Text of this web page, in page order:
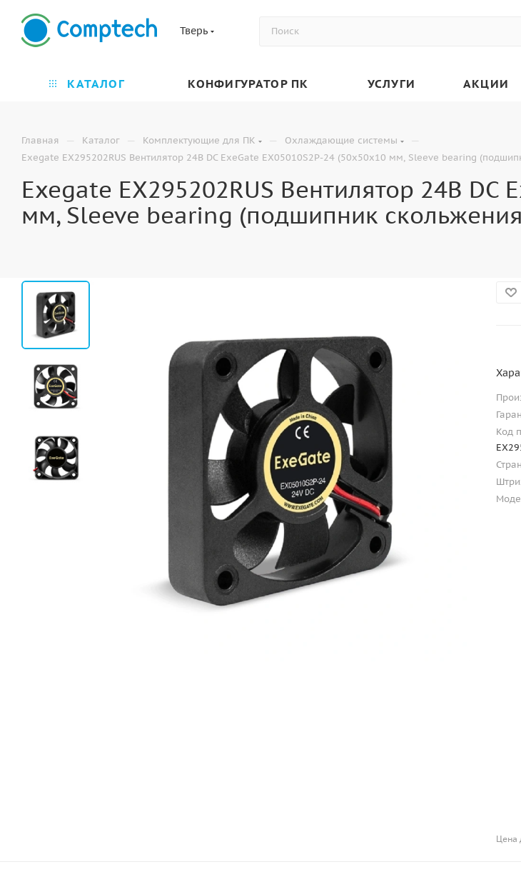
Тверь
КАТАЛОГ КОНФИГУРАТОР ПК УСЛУГИ АКЦИИ
Главная — Каталог — Комплектующие для ПК — Охлаждающие системы —
Exegate EX295202RUS Вентилятор 24В DC ExeGate EX05010S2P-24 (50x50x10 мм, Sleeve bearing
Exegate EX295202RUS Вентилятор 24В DC
мм, Sleeve bearing (подшипник
Код
Цена